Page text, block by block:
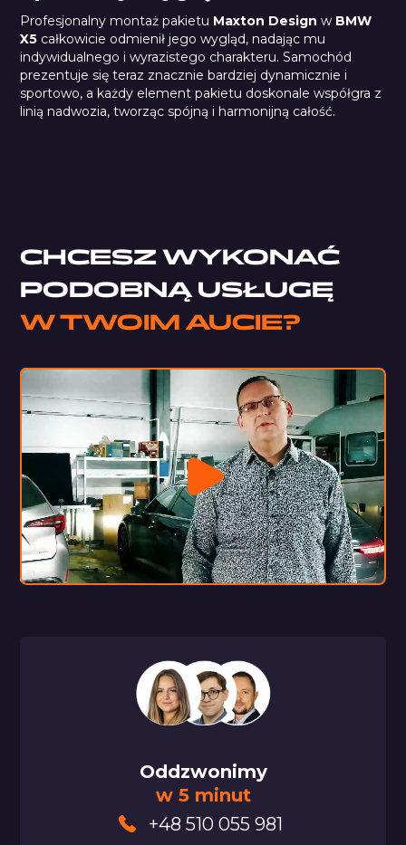
Profesjonalny montaż pakietu Maxton Design w BMW
X5 całkowicie odmienił jego wygląd, nadając mu
indywidualnego i wyrazistego charakteru. Samochód
prezentuje się teraz znacznie bardziej dynamicznie i
sportowo, a każdy element pakietu doskonale współgra z
linią nadwozia, tworząc spójną i harmonijną całość.
CHCESZ WYKONAĆ
PODOBNĄ USŁUGĘ
W TWOIM AUCIE?
Oddzwonimy
w 5 minut
+48 510 055 981